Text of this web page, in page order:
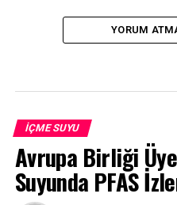
YORUM
İÇME SUYU
Avrupa Birliği
Suyunda PFAS